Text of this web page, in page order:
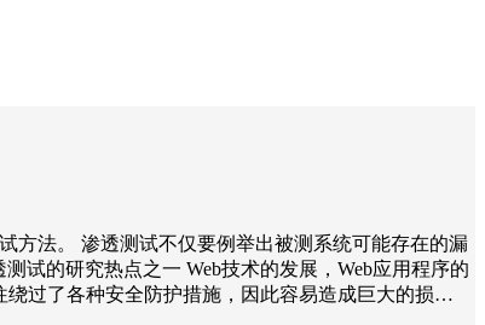
方法。 渗透测试不仅要例举出被测系统可能存在的漏
试的研究热点之一 Web技术的发展，Web应用程序的
绕过了各种安全防护措施，因此容易造成巨大的损…